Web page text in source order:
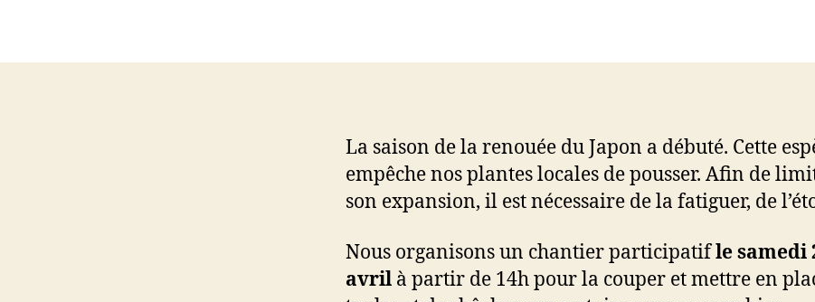
La saison de la renouée du Japon a débuté. Cette
empêche nos plantes locales de pousser. Afin de
son expansion, il est nécessaire de la fatiguer, de
Nous organisons un chantier participatifle samedi
avril à partir de 14h pour la couper et mettre en